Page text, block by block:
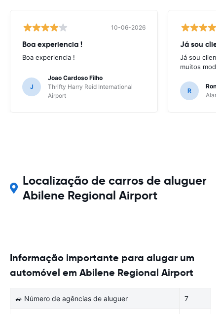
10-06-2026
Boa experiencia !
Boa experiencia !
J
Joao Cardoso Filho
Thrifty Harry Reid International
Airport
Já sou
Já sou
muitos
R
Localização de carros de aluguer
Abilene Regional Airport
Informação importante para alugar um
automóvel em Abilene Regional Airport
🚙 Número de agências de aluguer 7